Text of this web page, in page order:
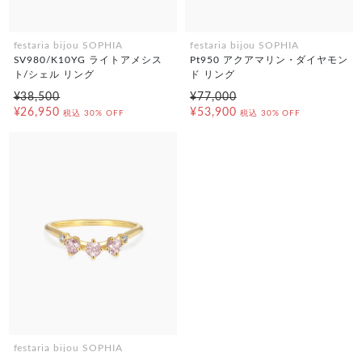
festaria bijou SOPHIA
SV980/K10YG ライトアメシス
ト/シェル リング
¥38,500
¥26,950 税込 30% OFF
festaria bijou SOPHIA
Pt950 アクアマリン・ダイヤモン
ド リング
¥77,000
¥53,900 税込 30% OFF
festaria bijou SOPHIA